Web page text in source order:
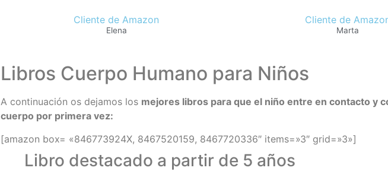
Cliente de Amazon
Elena
Cliente de
Marta
Libros Cuerpo Humano para Niños
A continuación os dejamos los mejores libros para que el niño entre en contacto y
cuerpo por primera vez:
[amazon box= «846773924X, 8467520159, 8467720336″ items=»3″ grid=»3»]
Libro destacado a partir de 5 años